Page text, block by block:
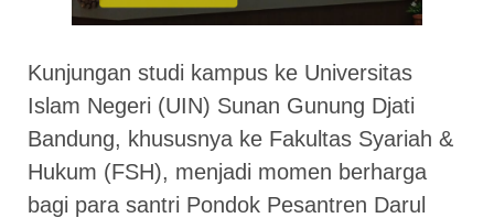
Kunjungan studi kampus ke Universitas
Islam Negeri (UIN) Sunan Gunung Djati
Bandung, khususnya ke Fakultas Syariah &
Hukum (FSH), menjadi momen berharga
bagi para santri Pondok Pesantren Darul